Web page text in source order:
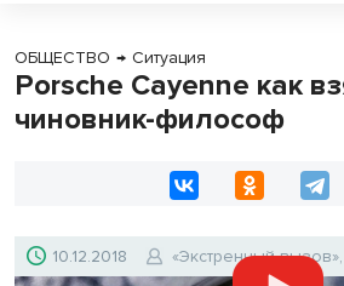
ОБЩЕСТВО → Ситуация
Porsche Cayenne как
чиновник-философ
10.12.2018 «Экстренный